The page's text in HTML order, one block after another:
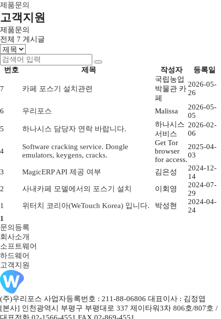
제품문의
고객지원
제품문의
전체 7 게시글
번호 제목 작성자 등록일
7 카페 포스기 설치관련
국립농업
박물관 카
페
2026-05-
26
6 우리포스 Malissa
2026-05-
05
5
하나시스 담당자 연락 바랍니다.
하나시스
서비스
2026-02-
06
4
Software cracking service. Dongle
emulators, keygens, cracks.
Get Tor
browser
for access.
2025-04-
03
3 MagicERP API 제공 여부 김은성
2024-12-
14
2
사내카페 모델에서의 포스기 설치 이회영
2024-07-
29
1
위터치 코리아(WeTouch Korea) 입니다. 박성현
2024-04-
24
1
문의등록
회사소개
소프트웨어
하드웨어
고객지원
(주)우리포스 사업자등록번호 : 211-88-06806 대표이사 : 김정엽
[본사] 인천광역시 부평구 부평대로 337 제이타워3차 806호/807호 /